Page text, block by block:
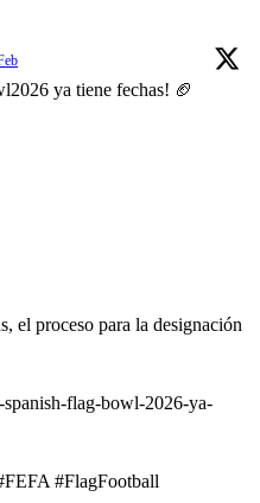
ya tiene fechas! 🏈
el proceso para la designación
flag-bowl-2026-ya-
#FlagFootball